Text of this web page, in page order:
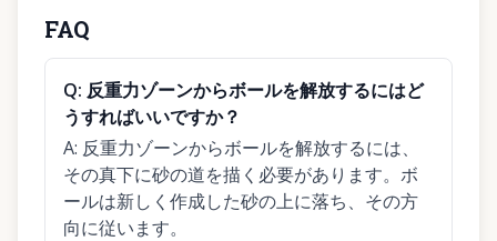
FAQ
Q: 反重力ゾーンからボールを解放するにはど
うすればいいですか？
A: 反重力ゾーンからボールを解放するには、
その真下に砂の道を描く必要があります。ボ
ールは新しく作成した砂の上に落ち、その方
向に従います。